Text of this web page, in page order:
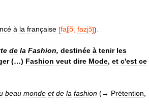
à la française [faʃjɔ̃; fazjɔ̃]).
de la Fashion, destinée à tenir les
(…) Fashion veut dire Mode, et c'est ce
beau monde et de la fashion (→ Prétention,